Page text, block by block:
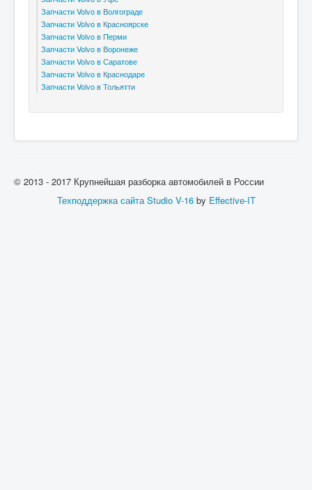
Запчасти Volvo в Волгограде
Запчасти Volvo в Красноярске
Запчасти Volvo в Перми
Запчасти Volvo в Воронеже
Запчасти Volvo в Саратове
Запчасти Volvo в Краснодаре
Запчасти Volvo в Тольятти
© 2013 - 2017 Крупнейшая разборка автомобилей в России
Техподдержка сайта Studio V-16by Effective-IT